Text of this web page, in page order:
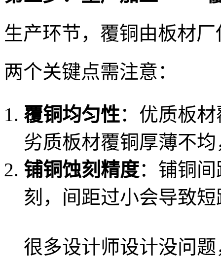
生产环节，覆铜由板材
两个关键点需注意：
覆铜均匀性：优质板
劣质板材覆铜厚薄不
铺铜蚀刻精度：铺铜
刻，间距过小会导致
很多设计师设计没问